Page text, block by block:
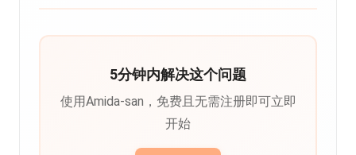
5分钟内解决这个问题
使用Amida-san，免费且无需注册即可立即
开始